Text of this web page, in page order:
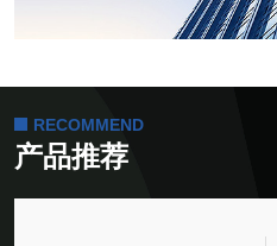
RECOMMEND
产品推荐